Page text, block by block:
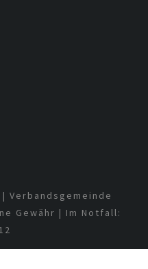
| Verbandsgemeinde
Gewähr | Im Notfall: